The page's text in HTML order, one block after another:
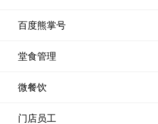
百度熊掌号
堂食管理
微餐饮
门店员工